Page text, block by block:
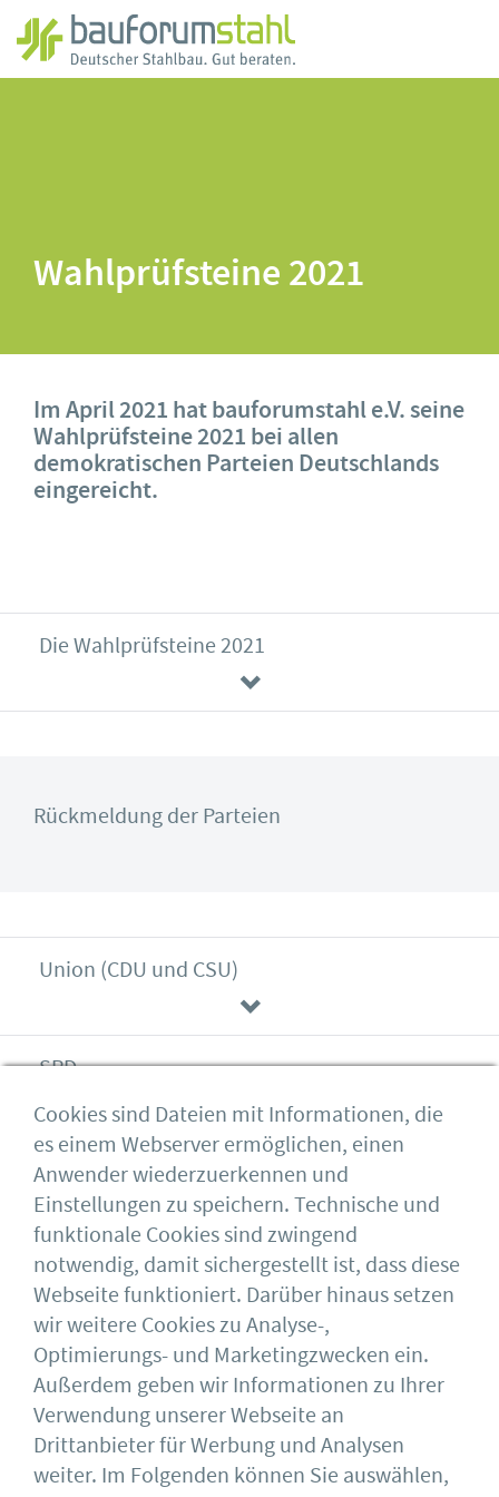
Wahlprüfsteine 2021
Im April 2021 hat bauforumstahl e.V. seine
Wahlprüfsteine 2021 bei allen
demokratischen Parteien Deutschlands
eingereicht.
Die Wahlprüfsteine 2021
Rückmeldung der Parteien
Union (CDU und CSU)
SPD
AFD
FDP
Die Linke
Bündnis 90 / Die Grünen
Cookies sind Dateien mit Informationen, die
es einem Webserver ermöglichen, einen
Anwender wiederzuerkennen und
Einstellungen zu speichern. Technische und
funktionale Cookies sind zwingend
notwendig, damit sichergestellt ist, dass diese
Webseite funktioniert. Darüber hinaus setzen
wir weitere Cookies zu Analyse-,
Optimierungs- und Marketingzwecken ein.
Außerdem geben wir Informationen zu Ihrer
Verwendung unserer Webseite an
Drittanbieter für Werbung und Analysen
weiter. Im Folgenden können Sie auswählen,